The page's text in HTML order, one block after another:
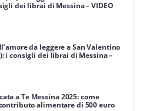
dei librai di Messina – VIDEO
da leggere a San Valentino
i consigli dei librai di Messina –
a Te Messina 2025: come
alimentare di 500 euro